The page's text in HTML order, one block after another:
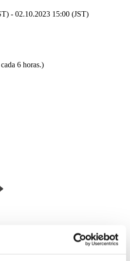
- 02.10.2023 15:00 (JST)
6 horas.)